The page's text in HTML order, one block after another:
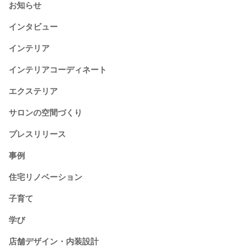
お知らせ
インタビュー
インテリア
インテリアコーディネート
エクステリア
サロンの空間づくり
プレスリリース
事例
住宅リノベーション
子育て
学び
店舗デザイン・内装設計